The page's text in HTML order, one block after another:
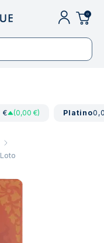
0
€ (0,00 €) Platino